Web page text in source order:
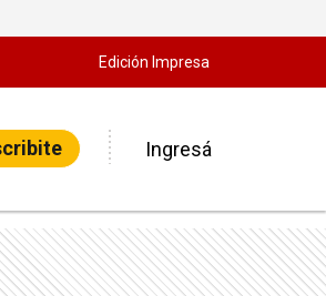
Edición Impresa
Ingresá